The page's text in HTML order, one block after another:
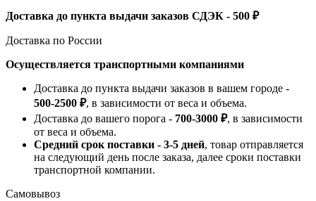
Доставка до пункта выдачи заказов СДЭК - 500 ₽
Доставка по России
Осуществляется транспортными компаниями
Доставка до пункта выдачи заказов в вашем городе -
500-2500 ₽, в зависимости от веса и объема.
Доставка до вашего порога - 700-3000 ₽, в зависимости
от веса и объема.
Средний срок поставки - 3-5 дней, товар отправляется
на следующий день после заказа, далее сроки поставки
транспортной компании.
Самовывоз